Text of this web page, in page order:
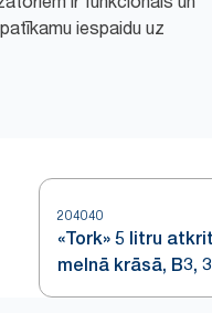
iespaidu uz
204040
«Tork» 5 litru
melnā krāsā, B3,